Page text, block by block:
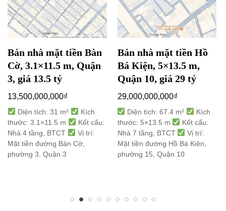
Bán nhà mặt tiền Bàn
Cờ, 3.1×11.5 m, Quận
3, giá 13.5 tỷ
13,500,000,000₫
Diện tích: 31 m²
Kích
thước: 3.1×11.5 m
Kết cấu:
Nhà 4 tầng, BTCT
Vị trí:
Mặt tiền đường Bàn Cờ,
phường 3, Quận 3
Bán nhà mặt tiền Hồ
Bá Kiện, 5×13.5 m,
Quận 10, giá 29 tỷ
29,000,000,000₫
Diện tích: 67.4 m²
Kích
thước: 5×13.5 m
Kết cấu:
Nhà 7 tầng, BTCT
Vị trí:
Mặt tiền đường Hồ Bá Kiện,
phường 15, Quận 10